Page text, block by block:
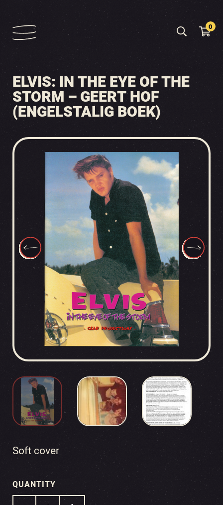
0
ELVIS: IN THE EYE OF THE
STORM – GEERT HOF
(ENGELSTALIG BOEK)
Soft cover
QUANTITY